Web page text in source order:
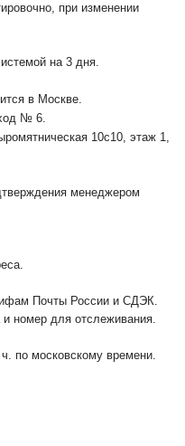
при изменении
на 3 дня.
в Москве.
№ 6.
10с10, этаж 1,
менеджером
Почты России и СДЭК.
и номер для отслеживания.
по московскому времени.